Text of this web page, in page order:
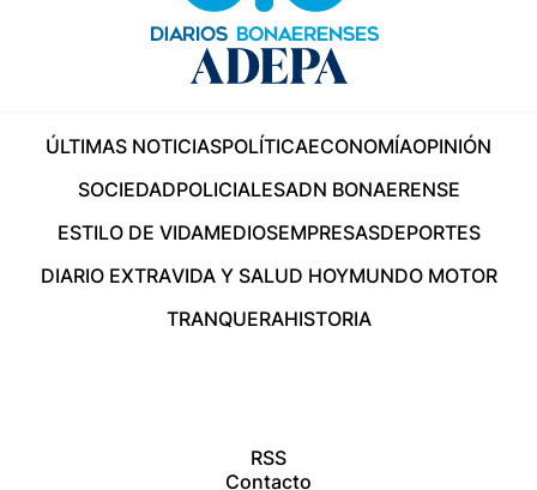
ÚLTIMAS NOTICIASPOLÍTICAECONOMÍAOPINIÓN
SOCIEDADPOLICIALESADN BONAERENSE
ESTILO DE VIDAMEDIOSEMPRESASDEPORTES
DIARIO EXTRAVIDA Y SALUD HOYMUNDO MOTOR
TRANQUERAHISTORIA
RSS
Contacto